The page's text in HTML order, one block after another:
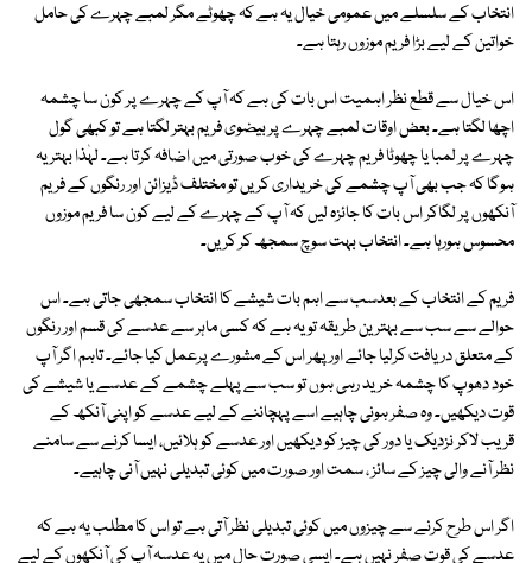
انتخاب کے سلسلے میں عمومی خیال یہ ہے کہ چھوٹے مگر لمبے چہرے کی حامل
خواتین کے لیے بڑا فریم موزوں رہتا ہے۔
اس خیال سے قطع نظر اہمیت اس بات کی ہے کہ آپ کے چہرے پر کون سا چشمہ
اچھا لگتا ہے۔ بعض اوقات لمبے چہرے پر بیضوی فریم بہتر لگتا ہے تو کبھی گول
چہرے پر لمبا یا چھوٹا فریم چہرے کی خوب صورتی میں اضافہ کرتا ہے۔ لہٰذا بہتر یہ
ہوگا کہ جب بھی آپ چشمے کی خریداری کریں تو مختلف ڈیزائن اور رنگوں کے فریم
آنکھوں پر لگاکر اس بات کا جائزہ لیں کہ آپ کے چہرے کے لیے کون سا فریم موزوں
محسوس ہورہا ہے۔ انتخاب بہت سوچ سمجھ کر کریں۔
فریم کے انتخاب کے بعدسب سے اہم بات شیشے کا انتخاب سمجھی جاتی ہے۔ اس
حوالے سے سب سے بہترین طریقہ تو یہ ہے کہ کسی ماہر سے عدسے کی قسم اور رنگوں
کے متعلق دریافت کرلیا جائے اور پھر اس کے مشورے پرعمل کیا جائے۔ تاہم اگر آپ
خود دھوپ کا چشمہ خرید رہی ہوں تو سب سے پہلے چشمے کے عدسے یا شیشے کی
قوت دیکھیں۔ وہ صفر ہونی چاہیے اسے پہچاننے کے لیے عدسے کو اپنی آنکھ کے
قریب لاکر نزدیک یا دور کی چیز کو دیکھیں اور عدسے کو ہلائیں، ایسا کرنے سے سامنے
نظر آنے والی چیز کے سائز ، سمت اور صورت میں کوئی تبدیلی نہیں آنی چاہیے۔
اگر اس طرح کرنے سے چیزوں میں کوئی تبدیلی نظر آتی ہے تو اس کا مطلب یہ ہے کہ
عدسے کی قوت صفر نہیں ہے۔ ایسی صورت حال میں یہ عدسہ آپ کی آنکھوں کے لیے